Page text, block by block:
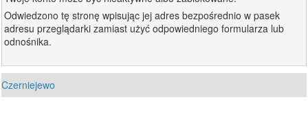
Odwiedzono tę stronę wpisując jej adres bezpośrednio w pasek
adresu przeglądarki zamiast użyć odpowiedniego formularza lub
odnośnika.
Czerniejewo